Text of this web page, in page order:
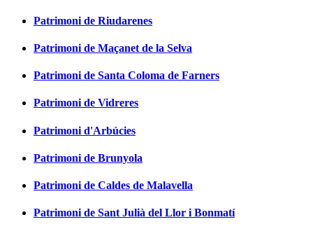
Patrimoni de Riudarenes
Patrimoni de Maçanet de la Selva
Patrimoni de Santa Coloma de Farners
Patrimoni de Vidreres
Patrimoni d'Arbúcies
Patrimoni de Brunyola
Patrimoni de Caldes de Malavella
Patrimoni de Sant Julià del Llor i Bonmatí